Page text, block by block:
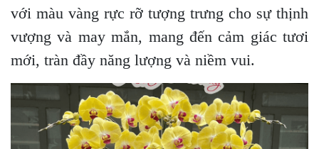
với màu vàng rực rỡ tượng trưng cho sự thịnh
vượng và may mắn, mang đến cảm giác tươi
mới, tràn đầy năng lượng và niềm vui.